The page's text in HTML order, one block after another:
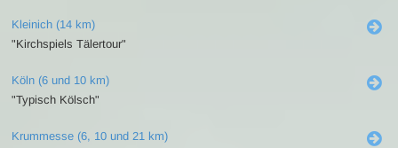
Kleinich (14 km)
"Kirchspiels Tälertour"
Köln (6 und 10 km)
"Typisch Kölsch"
Krummesse (6, 10 und 21 km)